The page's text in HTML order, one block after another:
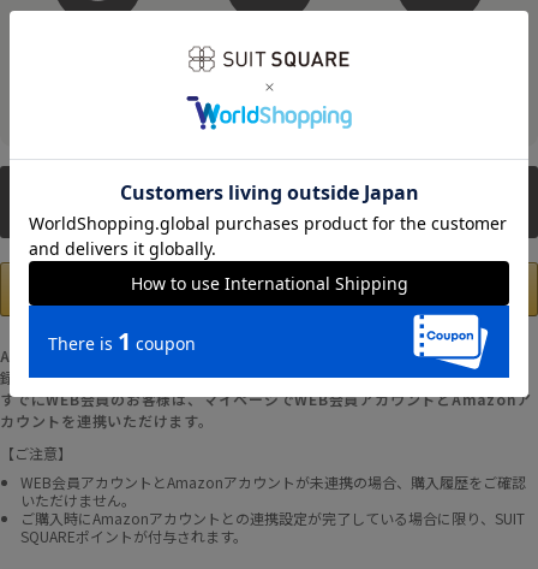
メルマガ配信
そのほかにもさまざまなキャンペーンを予定しています。
新規会員登録
Amazonアカウントの登録情報を使用して、お支払いおよび新規WEB会員登
録が可能です。
すでにWEB会員のお客様は、マイページでWEB会員アカウントとAmazonア
カウントを連携いただけます。
【ご注意】
WEB会員アカウントとAmazonアカウントが未連携の場合、購入履歴をご確認
いただけません。
ご購入時にAmazonアカウントとの連携設定が完了している場合に限り、SUIT
SQUAREポイントが付与されます。